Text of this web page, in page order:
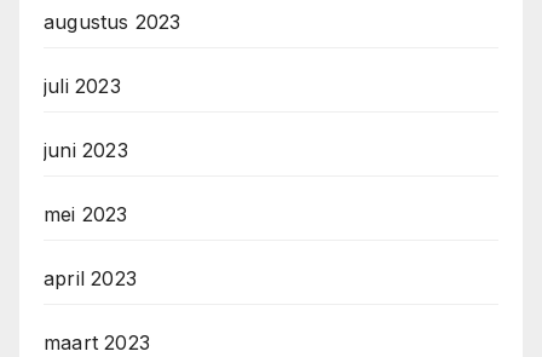
augustus 2023
juli 2023
juni 2023
mei 2023
april 2023
maart 2023